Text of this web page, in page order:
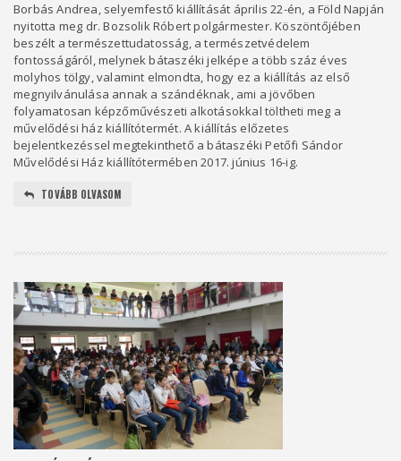
Borbás Andrea, selyemfestő kiállítását április 22-én, a Föld Napján
nyitotta meg dr. Bozsolik Róbert polgármester. Köszöntőjében
beszélt a természettudatosság, a természetvédelem
fontosságáról, melynek bátaszéki jelképe a több száz éves
molyhos tölgy, valamint elmondta, hogy ez a kiállítás az első
megnyilvánulása annak a szándéknak, ami a jövőben
folyamatosan képzőművészeti alkotásokkal töltheti meg a
művelődési ház kiállítótermét. A kiállítás előzetes
bejelentkezéssel megtekinthető a bátaszéki Petőfi Sándor
Művelődési Ház kiállítótermében 2017. június 16-ig.
TOVÁBB OLVASOM